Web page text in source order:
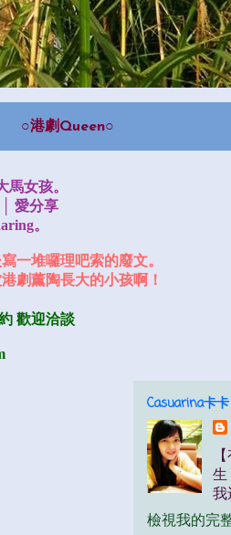
○港劇Queen○
女孩。
愛分享
。
一堆囉理吧索的廢文。
劇薰陶長大的小孩啊！
歡迎洽談
Casuarina卡卡
生
我
檢視我的完